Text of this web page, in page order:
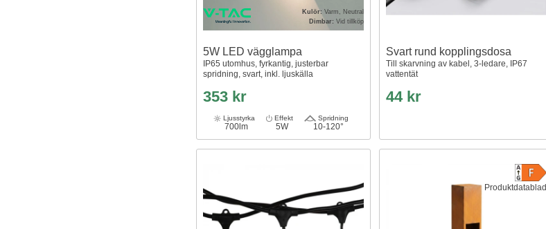
Kulör:Varm, Neutral
Dimbar:Vid tillköp
5W LED vägglampa
IP65 utomhus, fyrkantig, justerbar
spridning, svart, inkl. ljuskälla
353 kr
Ljusstyrka
700lm
Effekt
5W
Spridning
10-120°
Svart rund kopplingsdosa
Till skarvning av kabel, 3-ledare, IP67
vattentät
44 kr
Produktdatablad